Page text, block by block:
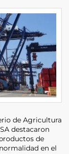
de Agricultura
destacaron
de
en el